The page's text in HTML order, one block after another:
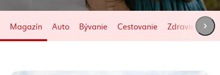
Magazín Auto Bývanie Cestovanie Zdravie